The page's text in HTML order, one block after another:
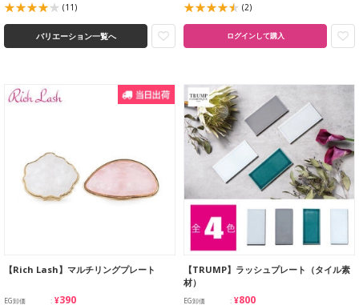
(11)
バリエーション一覧へ
(2)
ログインして購入
【Rich Lash】マルチリングプレート
EG卸価 ¥390
【TRUMP】ラッシュプレート（タイル素
材）
EG卸価 ¥800